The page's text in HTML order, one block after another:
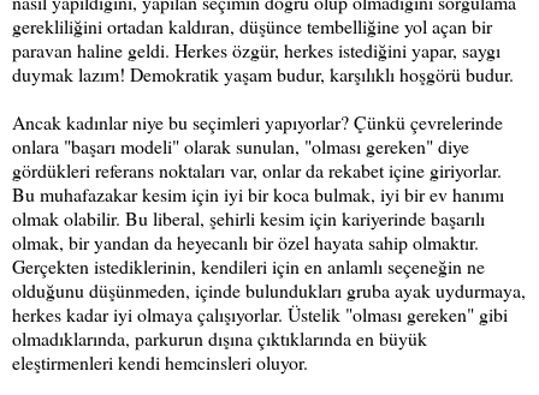
gerekliliğini ortadan kaldıran, düşünce tembelliğine yol açan bir
paravan haline geldi. Herkes özgür, herkes istediğini yapar, saygı
duymak lazım! Demokratik yaşam budur, karşılıklı hoşgörü budur.
Ancak kadınlar niye bu seçimleri yapıyorlar? Çünkü çevrelerinde
onlara "başarı modeli" olarak sunulan, "olması gereken" diye
gördükleri referans noktaları var, onlar da rekabet içine giriyorlar.
Bu muhafazakar kesim için iyi bir koca bulmak, iyi bir ev hanımı
olmak olabilir. Bu liberal, şehirli kesim için kariyerinde başarılı
olmak, bir yandan da heyecanlı bir özel hayata sahip olmaktır.
Gerçekten istediklerinin, kendileri için en anlamlı seçeneğin ne
olduğunu düşünmeden, içinde bulundukları gruba ayak uydurmaya,
herkes kadar iyi olmaya çalışıyorlar. Üstelik "olması gereken" gibi
olmadıklarında, parkurun dışına çıktıklarında en büyük
eleştirmenleri kendi hemcinsleri oluyor.